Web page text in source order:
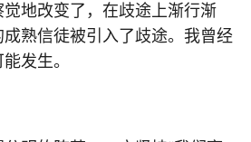
地改变了，在歧途上渐行渐
熟信徒被引入了歧途。我曾经
发生。